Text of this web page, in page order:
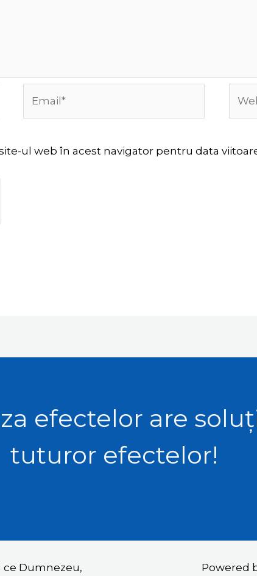
ul web în acest navigator pentru data
efectelor are
tuturor efectelor!
ce Dumnezeu, Powered